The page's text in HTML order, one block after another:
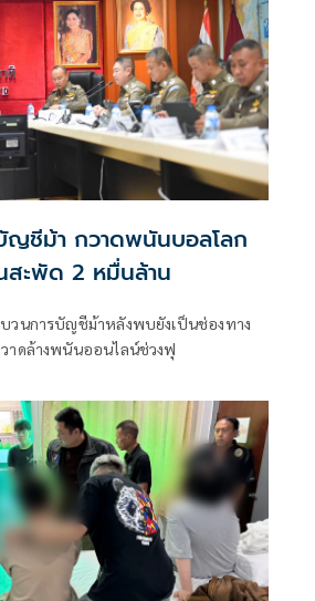
ญชีม้า กวาดพนันบอลโลก
สะพัด 2 หมื่นล้าน
วนการบัญชีม้าหลังพบยังเป็นช่องทาง
าดล้างพนันออนไลน์ช่วงฟุ